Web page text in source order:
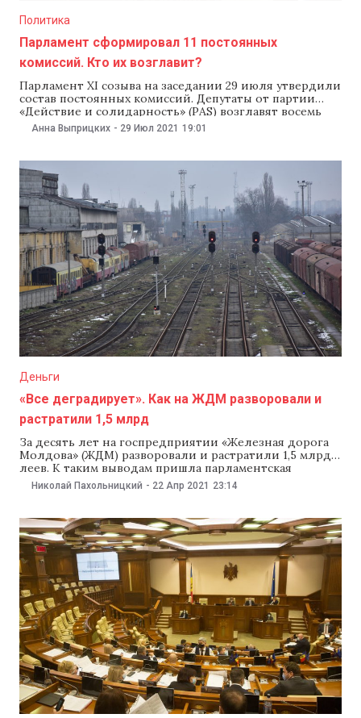
Политика
Парламент сформировал 11 постоянных
комиссий. Кто их возглавит?
Парламент XI созыва на заседании 29 июля утвердили
состав постоянных комиссий. Депутаты от партии
«Действие и солидарность» (PAS) возглавят восемь
парламентских комиссий, депутаты от Блока
социалистов и коммунистов — три. Парламент
Юридическую комиссию по назначениям и
иммунитету вошли 11 депутатов. Председатель —
депутат от
Анна Выприцких - 29 Июл 2021 19:01
Деньги
«Все деградирует». Как на ЖДМ разворовали и
растратили 1,5 млрд
За десять лет на госпредприятии «Железная дорога
Молдова» (ЖДМ) разворовали и растратили 1,5 млрд
леев. К таким выводам пришла парламентская
комиссия, которой поручили разобраться, как ЖДМ
оказалась в таких долгах. Комиссия также выяснила,
уголовных дела по фактам нарушений на ЖДМ, но до
обвинительных приговоров дошли
Николай Пахольницкий - 22 Апр 2021 23:14